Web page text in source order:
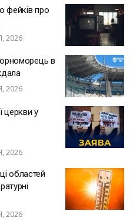
фейків про
2026
в
2026
церкви у
2026
областей
2026